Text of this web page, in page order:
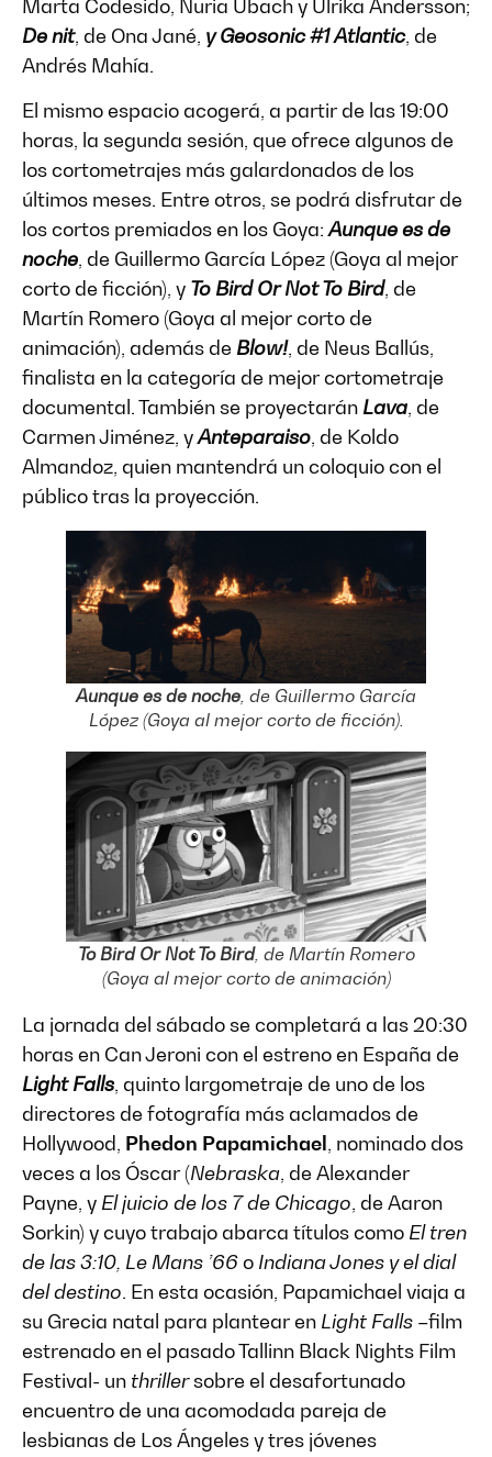
Marta Codesido, Nuria Ubach y Ulrika Andersson;
De nit, de Ona Jané, y Geosonic #1 Atlantic, de
Andrés Mahía.
El mismo espacio acogerá, a partir de las 19:00
horas, la segunda sesión, que ofrece algunos de
los cortometrajes más galardonados de los
últimos meses. Entre otros, se podrá disfrutar de
los cortos premiados en los Goya: Aunque es de
noche, de Guillermo García López (Goya al mejor
corto de ficción), y To Bird Or Not To Bird, de
Martín Romero (Goya al mejor corto de
animación), además de Blow!, de Neus Ballús,
finalista en la categoría de mejor cortometraje
documental. También se proyectarán Lava, de
Carmen Jiménez, yAnteparaiso, de Koldo
Almandoz, quien mantendrá un coloquio con el
público tras la proyección.
Aunque es de noche, de Guillermo García
López (Goya al mejor corto de ficción).
To Bird Or Not To Bird, de Martín Romero
(Goya al mejor corto de animación)
La jornada del sábado se completará a las 20:30
horas en Can Jeroni con el estreno en España de
Light Falls, quinto largometraje de uno de los
directores de fotografía más aclamados de
Hollywood, Phedon Papamichael , nominado dos
veces a los Óscar (Nebraska, de Alexander
Payne, y El juicio de los 7 de Chicago, de Aaron
Sorkin) y cuyo trabajo abarca títulos como El tren
de las 3:10, Le Mans ’66o Indiana Jones y el dial
del destino. En esta ocasión, Papamichael viaja a
su Grecia natal para plantear en Light Falls –film
estrenado en el pasado Tallinn Black Nights Film
Festival- un thrillersobre el desafortunado
encuentro de una acomodada pareja de
lesbianas de Los Ángeles y tres jóvenes